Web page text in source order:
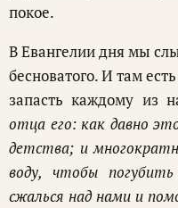
покое.
В Евангелии дня мы
бесноватого. И там
запасть каждому из
отца его: как давно
детства; и
воду, чтобы
сжалься над нами и